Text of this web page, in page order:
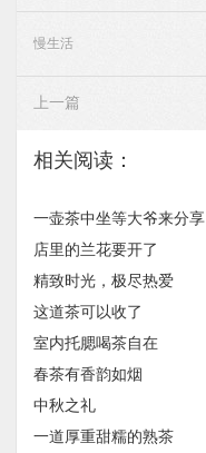
慢生活
上一篇
相关阅读：
一壶茶中坐等大爷来分享
店里的兰花要开了
精致时光，极尽热爱
这道茶可以收了
室内托腮喝茶自在
春茶有香韵如烟
中秋之礼
一道厚重甜糯的熟茶